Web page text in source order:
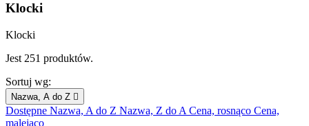
Klocki
Klocki
Jest 251 produktów.
Sortuj wg:
Nazwa, A do Z 
Dostępne Nazwa, A do Z Nazwa, Z do A Cena, rosnąco Cena,
malejąco